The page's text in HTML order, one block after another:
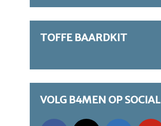
TOFFE BAARDKIT
VOLG B4MEN OP SOCIAL